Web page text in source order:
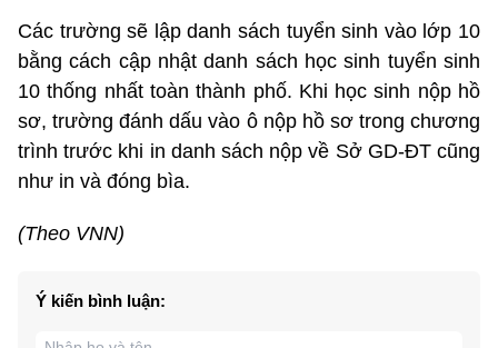
Các trường sẽ lập danh sách tuyển sinh vào lớp 10
bằng cách cập nhật danh sách học sinh tuyển sinh
10 thống nhất toàn thành phố. Khi học sinh nộp hồ
sơ, trường đánh dấu vào ô nộp hồ sơ trong chương
trình trước khi in danh sách nộp về Sở GD-ĐT cũng
như in và đóng bìa.
(Theo VNN)
Ý kiến bình luận: